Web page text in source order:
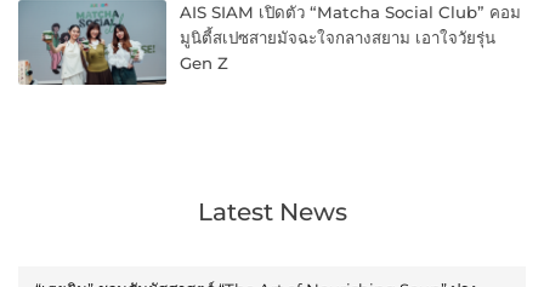
AIS SIAM เปิดตัว “Matcha Social Club” คอม
มูนิตี้สเปซสายมัจฉะใจกลางสยาม เอาใจวัยรุ่น
Gen Z
Latest News